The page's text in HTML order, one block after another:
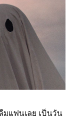
มแฟนเลย เป็นวัน